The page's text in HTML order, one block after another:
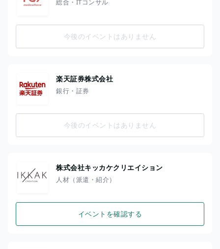
総合・ITコンサル
今後のイベントはありません
楽天証券株式会社
銀行・証券
今後のイベントはありません
株式会社キッカケクリエイション
人材（派遣・紹介）
イベントを確認する